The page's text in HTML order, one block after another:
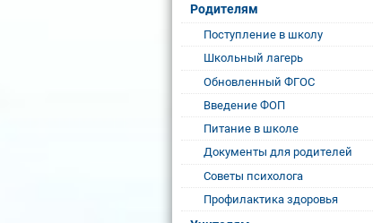
Родителям
Поступление в школу
Школьный лагерь
Обновленный ФГОС
Введение ФОП
Питание в школе
Документы для родителей
Советы психолога
Профилактика здоровья